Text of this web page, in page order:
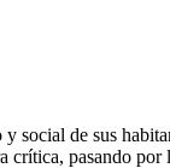
social de sus
crítica, pasando